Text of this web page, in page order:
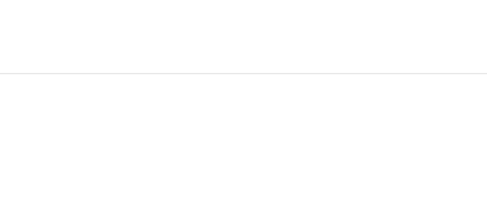
여러분들의 안전한 휴가를 위해 어디서 혜택을 받을 수 있을지 지금부
혜택인데요, 전국 프로미카월드 342개소에서 7월 23일부터 8월 4일까